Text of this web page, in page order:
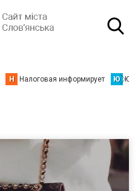
Н Налоговая информирует Ю